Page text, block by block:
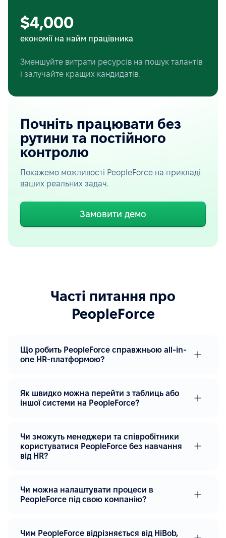
$4,000
економії на найм працівника
Зменшуйте витрати ресурсів на пошук талантів
і залучайте кращих кандидатів.
Почніть працювати без
рутини та постійного
контролю
Покажемо можливості PeopleForce на прикладі
ваших реальних задач.
Замовити демо
Часті питання про
PeopleForce
Що робить PeopleForce справжньою all-in-
one HR-платформою?
Як швидко можна перейти з таблиць або
іншої системи на PeopleForce?
Чи зможуть менеджери та співробітники
користуватися PeopleForce без навчання
від HR?
Чи можна налаштувати процеси в
PeopleForce під свою компанію?
Чим PeopleForce відрізняється від HiBob,